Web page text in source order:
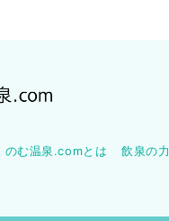
のむ温泉.comとは 飲泉の力